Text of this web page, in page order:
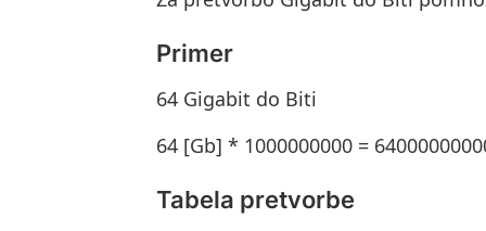
Primer
64 Gigabit do Biti
64 [Gb] * 1000000000 =
Tabela pretvorbe